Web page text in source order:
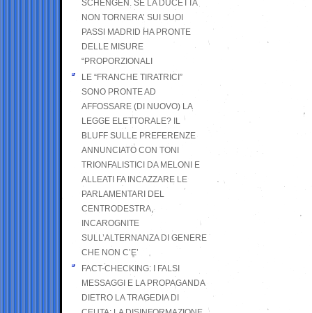
SCHENGEN. SE LA DUCETTA
NON TORNERA’ SUI SUOI
PASSI MADRID HA PRONTE
DELLE MISURE
“PROPORZIONALI
LE “FRANCHE TIRATRICI”
SONO PRONTE AD
AFFOSSARE (DI NUOVO) LA
LEGGE ELETTORALE? IL
BLUFF SULLE PREFERENZE
ANNUNCIATO CON TONI
TRIONFALISTICI DA MELONI E
ALLEATI FA INCAZZARE LE
PARLAMENTARI DEL
CENTRODESTRA,
INCAROGNITE
SULL’ALTERNANZA DI GENERE
CHE NON C’E’
FACT-CHECKING: I FALSI
MESSAGGI E LA PROPAGANDA
DIETRO LA TRAGEDIA DI